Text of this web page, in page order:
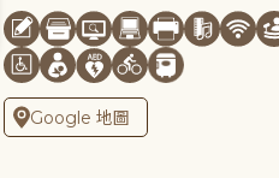
Google 地圖